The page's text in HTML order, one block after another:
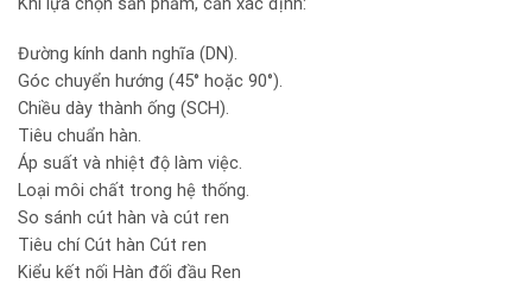
Khi lựa chọn sản phẩm, cần xác định:
Đường kính danh nghĩa (DN).
Góc chuyển hướng (45° hoặc 90°).
Chiều dày thành ống (SCH).
Tiêu chuẩn hàn.
Áp suất và nhiệt độ làm việc.
Loại môi chất trong hệ thống.
So sánh cút hàn và cút ren
Tiêu chí Cút hàn Cút ren
Kiểu kết nối Hàn đối đầu Ren